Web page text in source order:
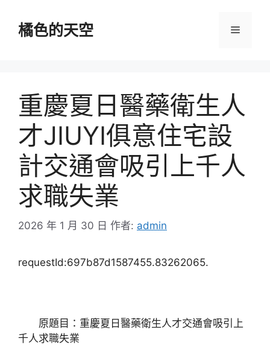
橘色的天空 選
重慶夏日醫藥衛生人
才JIUYI俱意住宅設
計交通會吸引上千人
求職失業
2026 年 1 月 30 日 作者: admin
requestId:697b87d1587455.83262065.
原題目：重慶夏日醫藥衛生人才交通會吸引上
千人求職失業